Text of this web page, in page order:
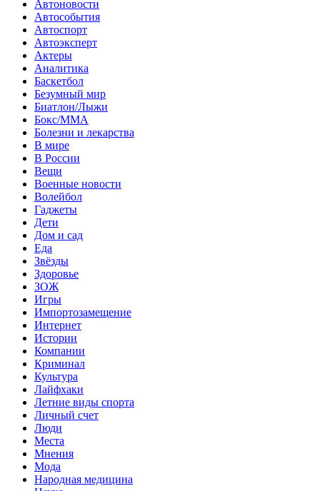
Автоновости
Автособытия
Автоспорт
Автоэксперт
Актеры
Аналитика
Баскетбол
Безумный мир
Биатлон/Лыжи
Бокс/MMA
Болезни и лекарства
В мире
В России
Вещи
Военные новости
Волейбол
Гаджеты
Дети
Дом и сад
Еда
Звёзды
Здоровье
ЗОЖ
Игры
Импортозамещение
Интернет
Истории
Компании
Криминал
Культура
Лайфхаки
Летние виды спорта
Личный счет
Люди
Места
Мнения
Мода
Народная медицина